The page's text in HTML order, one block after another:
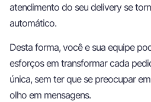
atendimento do seu delivery se
automático.
Desta forma, você e sua equipe
esforços em transformar cada
única, sem ter que se preocupar
olho em mensagens.